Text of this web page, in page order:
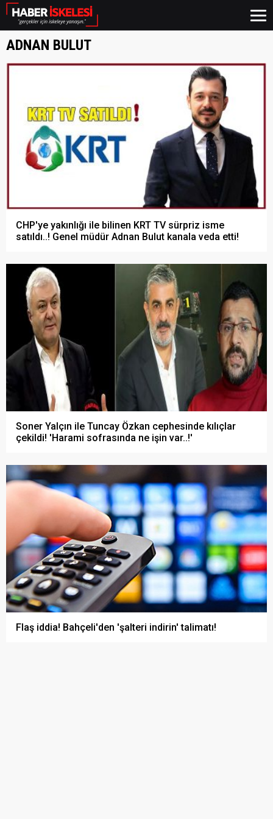
ADNAN BULUT
CHP'ye yakınlığı ile bilinen KRT TV sürpriz isme
satıldı..! Genel müdür Adnan Bulut kanala veda etti!
Soner Yalçın ile Tuncay Özkan cephesinde kılıçlar
çekildi! 'Harami sofrasında ne işin var..!'
Flaş iddia! Bahçeli'den 'şalteri indirin' talimatı!